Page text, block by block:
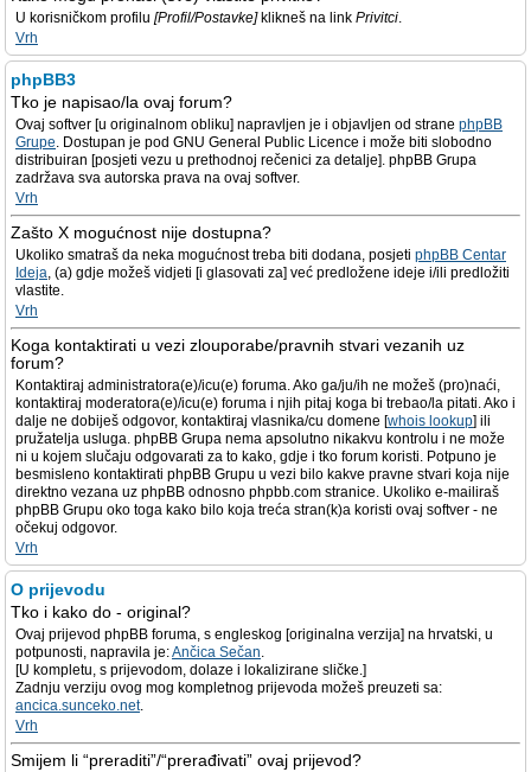
U korisničkom profilu [Profil/Postavke]klikneš na link Privitci.
Vrh
phpBB3
Tko je napisao/la ovaj forum?
Ovaj softver [u originalnom obliku] napravljen je i objavljen od strane phpBB
Grupe. Dostupan je pod GNU General Public Licence i može biti slobodno
distribuiran [posjeti vezu u prethodnoj rečenici za detalje]. phpBB Grupa
zadržava sva autorska prava na ovaj softver.
Vrh
Zašto X mogućnost nije dostupna?
Ukoliko smatraš da neka mogućnost treba biti dodana, posjeti phpBB Centar
Ideja, (a) gdje možeš vidjeti [i glasovati za] već predložene ideje i/ili predložiti
vlastite.
Vrh
Koga kontaktirati u vezi zlouporabe/pravnih stvari vezanih uz
forum?
Kontaktiraj administratora(e)/icu(e) foruma. Ako ga/ju/ih ne možeš (pro)naći,
kontaktiraj moderatora(e)/icu(e) foruma i njih pitaj koga bi trebao/la pitati. Ako i
dalje ne dobiješ odgovor, kontaktiraj vlasnika/cu domene [whois lookup] ili
pružatelja usluga. phpBB Grupa nema apsolutno nikakvu kontrolu i ne može
ni u kojem slučaju odgovarati za to kako, gdje i tko forum koristi. Potpuno je
besmisleno kontaktirati phpBB Grupu u vezi bilo kakve pravne stvari koja nije
direktno vezana uz phpBB odnosno phpbb.com stranice. Ukoliko e-mailiraš
phpBB Grupu oko toga kako bilo koja treća stran(k)a koristi ovaj softver - ne
očekuj odgovor.
Vrh
O prijevodu
Tko i kako do - original?
Ovaj prijevod phpBB foruma, s engleskog [originalna verzija] na hrvatski, u
potpunosti, napravila je:Ančica Sečan.
[U kompletu, s prijevodom, dolaze i lokalizirane sličke.]
Zadnju verziju ovog mog kompletnog prijevoda možeš preuzeti sa:
ancica.sunceko.net.
Vrh
Smijem li “preraditi”/“prerađivati” ovaj prijevod?